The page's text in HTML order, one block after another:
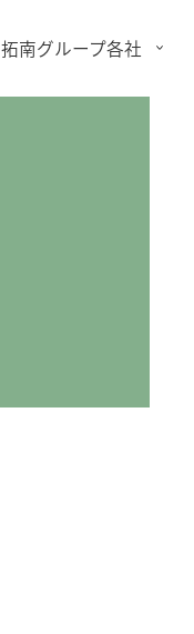
拓南グループ各社